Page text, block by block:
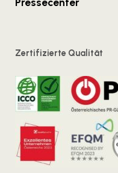
Zertifizierte Qualität